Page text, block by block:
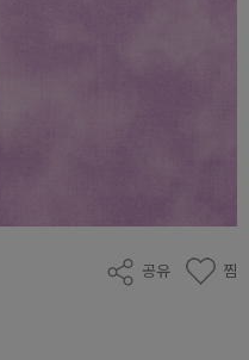
공유 찜